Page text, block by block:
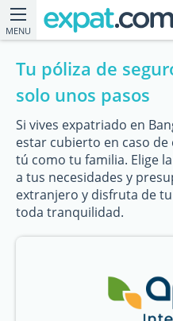
MENU
Tu póliza de
solo unos pasos
Si vives expatriado en
estar cubierto en caso
tú como tu familia. Elige
a tus necesidades y
extranjero y disfruta de
toda tranquilidad.